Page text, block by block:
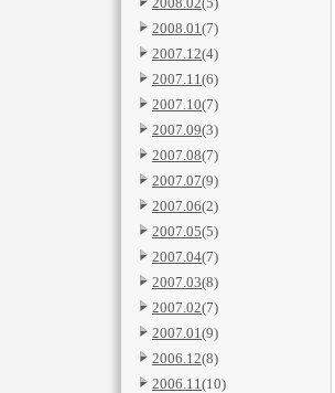
2008.01(7)
2007.12(4)
2007.11(6)
2007.10(7)
2007.09(3)
2007.08(7)
2007.07(9)
2007.06(2)
2007.05(5)
2007.04(7)
2007.03(8)
2007.02(7)
2007.01(9)
2006.12(8)
2006.11(10)